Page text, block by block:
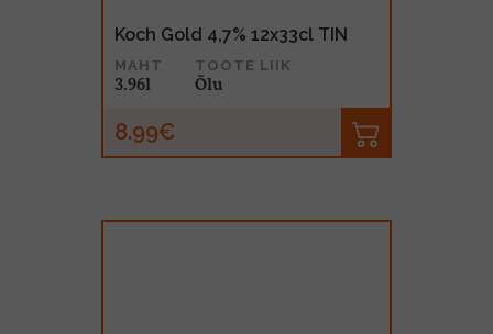
Koch Gold 4,7% 12x33cl TIN
MAHT
3.96l
TOOTE LIIK
Õlu
8.99€